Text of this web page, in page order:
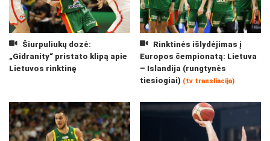
Šiurpuliukų dozė:
„Gidranity“ pristato klipą apie
Lietuvos rinktinę
Rinktinės išlydėjimas į
Europos čempionatą: Lietuva
– Islandija (rungtynės
tiesiogiai) (tv transliacija)